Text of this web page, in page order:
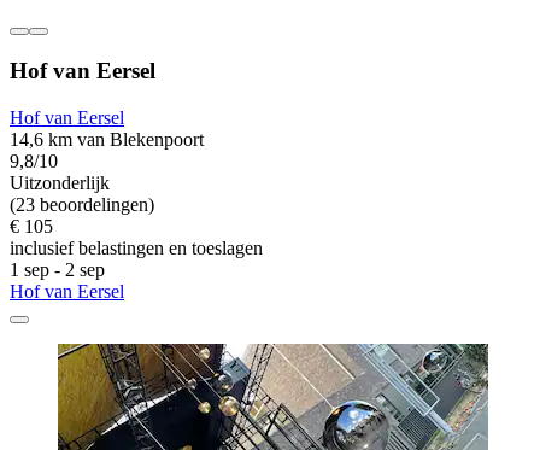
Hof van Eersel
Hof van Eersel
14,6 km van Blekenpoort
9,8/10
Uitzonderlijk
(23 beoordelingen)
€ 105
inclusief belastingen en toeslagen
1 sep - 2 sep
Hof van Eersel